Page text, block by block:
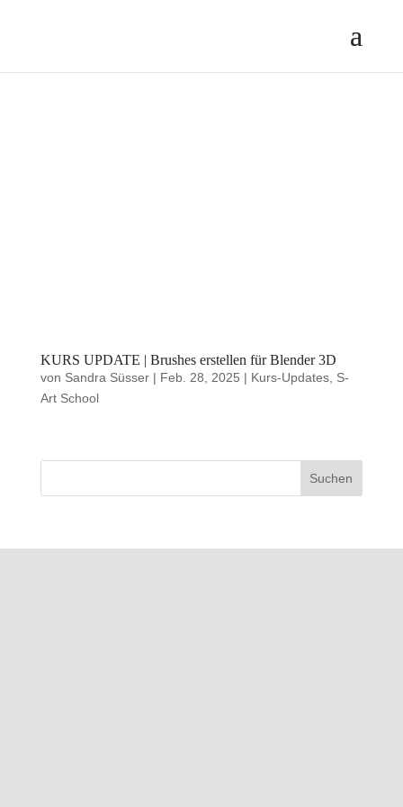
KURS UPDATE | Brushes erstellen für Blender 3D
von Sandra Süsser| Feb. 28, 2025 | Kurs-Updates, S-
Art School